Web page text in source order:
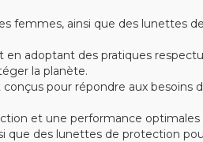
femmes, ainsi que des lunettes
adoptant des pratiques
la planète.
pour répondre aux besoins
et une performance
des lunettes de protection